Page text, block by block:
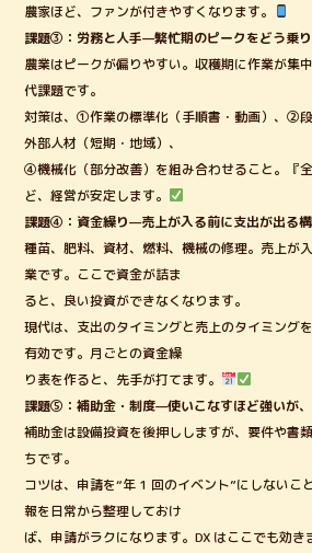
農家ほど、ファンが付きやすくなります。
課題③：労務と人手—繁忙期のピークをどう乗
農業はピークが偏りやすい。収穫期に作業が集
代課題です。
対策は、①作業の標準化（手順書・動画）、②
外部人材（短期・地域）、
④機械化（部分改善）を組み合わせること。『
ど、経営が安定します。
課題④：資金繰り—売上が入る前に支出が出る
種苗、肥料、資材、燃料、機械の修理。売上が
業です。ここで資金が詰ま
ると、良い投資ができなくなります。
現代は、支出のタイミングと売上のタイミング
有効です。月ごとの資金繰
り表を作ると、先手が打てます。
課題⑤：補助金・制度—使いこなすほど強いが
補助金は設備投資を後押ししますが、要件や書
ちです。
コツは、申請を“年 1 回のイベント”にしないこ
報を日常から整理しておけ
ば、申請がラクになります。DX はここでも効き